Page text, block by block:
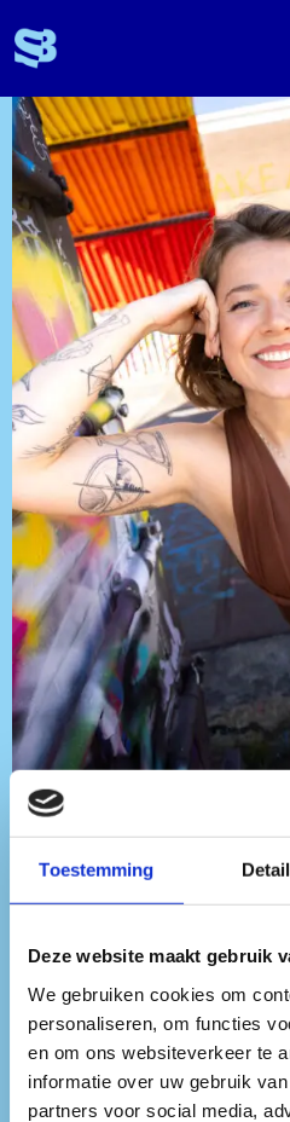
Toestemming
Deze website maakt gebruik
We gebruiken cookies om
personaliseren, om functies
en om ons websiteverkeer te
informatie over uw gebruik
partners voor social media,
SIGGY LOU
SIGGY LOU is een
vocalist wiens
teruggaan naar